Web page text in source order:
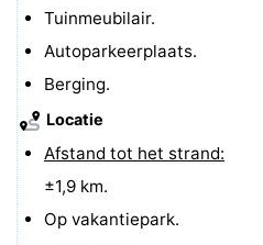
Tuinmeubilair.
Autoparkeerplaats.
Berging.
Locatie
Afstand tot het strand:
±1,9 km.
Op vakantiepark.